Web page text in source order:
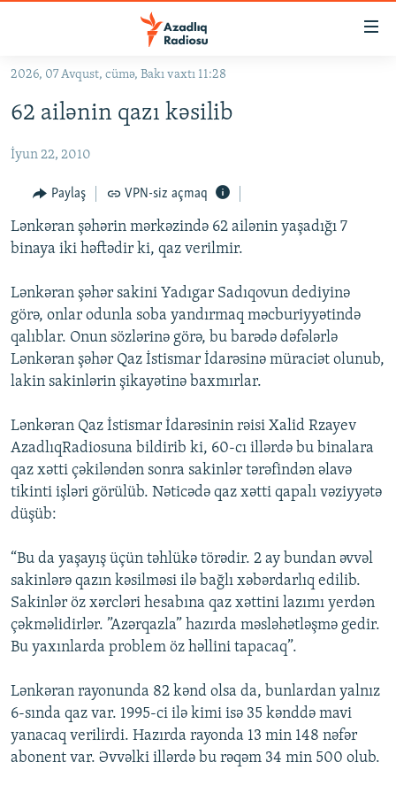
Əsas
qayıt
naviqasiyaya
Axtarışa
keç
KORRUPSIOMETR
#ƏSLINDƏ
FƏRQƏ BAX
QANUNI DOĞRU
ARAŞDIRMA
MULTIMEDIA
VIDEO
FOTOQALEREYA
KARIKATURA
RADIO ARXIV
OXU ZALI
İSLAM VƏ DEMOKRATIYA
İZ - MƏDƏNIYYƏT PROQRAMI
HAQQIMIZDA
PEŞƏ ETIKASI VƏ JURNALISTIKA STANDARTLARIMIZ
MATERIALLARIMIZDAN ISTIFADƏ
AZADLIQRADIOSU MOBIL TELEFONUNUZDA
XƏBƏR BÜLLETENLƏRIMIZ
BIZI IZLƏ
RFE/RL-in bütün saytları
2026, 07 Avqust, cümə, Bakı vaxtı 11:28
62 ailənin qazı kəsilib
İyun 22, 2010
Paylaş VPN-siz açmaq
Lənkəran şəhərin mərkəzində 62 ailənin yaşadığı 7
binaya iki həftədir ki, qaz verilmir.
Lənkəran şəhər sakini Yadıgar Sadıqovun dediyinə
görə, onlar odunla soba yandırmaq məcburiyyətində
qalıblar. Onun sözlərinə görə, bu barədə dəfələrlə
Lənkəran şəhər Qaz İstismar İdarəsinə müraciət olunub,
lakin sakinlərin şikayətinə baxmırlar.
Lənkəran Qaz İstismar İdarəsinin rəisi Xalid Rzayev
AzadlıqRadiosuna bildirib ki, 60-cı illərdə bu binalara
qaz xətti çəkiləndən sonra sakinlər tərəfindən əlavə
tikinti işləri görülüb. Nəticədə qaz xətti qapalı vəziyyətə
düşüb:
“Bu da yaşayış üçün təhlükə törədir. 2 ay bundan əvvəl
sakinlərə qazın kəsilməsi ilə bağlı xəbərdarlıq edilib.
Sakinlər öz xərcləri hesabına qaz xəttini lazımı yerdən
çəkməlidirlər. ”Azərqazla” hazırda məsləhətləşmə gedir.
Bu yaxınlarda problem öz həllini tapacaq”.
Lənkəran rayonunda 82 kənd olsa da, bunlardan yalnız
6-sında qaz var. 1995-ci ilə kimi isə 35 kənddə mavi
yanacaq verilirdi. Hazırda rayonda 13 min 148 nəfər
abonent var. Əvvəlki illərdə bu rəqəm 34 min 500 olub.